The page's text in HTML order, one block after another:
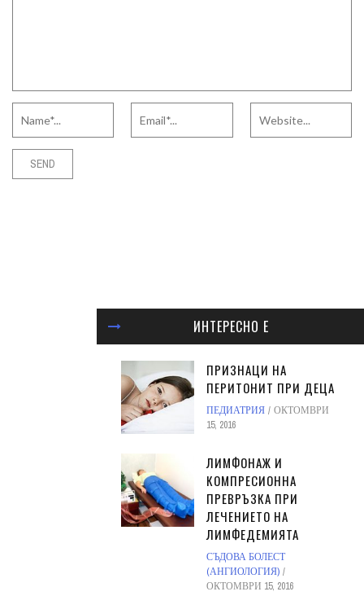
ИНТЕРЕСНО Е
ПРИЗНАЦИ НА
ПЕРИТОНИТ ПРИ ДЕЦА
ПЕДИАТРИЯ
ОКТОМВРИ
15, 2016
ЛИМФОНАЖ И
КОМПРЕСИОННА
ПРЕВРЪЗКА ПРИ
ЛЕЧЕНИЕТО НА
ЛИМФЕДЕМИЯТА
СЪДОВА БОЛЕСТ
(АНГИОЛОГИЯ)
ОКТОМВРИ 15, 2016